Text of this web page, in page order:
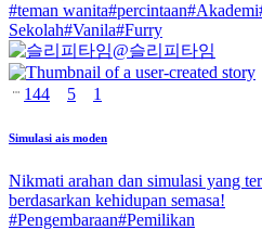
#teman wanita#percintaan#Akademi
Sekolah#Vanila#Furry
@슬리피타임
144 5 1
Simulasi ais moden
Nikmati arahan dan simulasi yang
berdasarkan kehidupan semasa!
#Pengembaraan#Pemilikan